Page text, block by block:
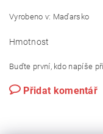
Vyrobeno v: Maďarsko
Hmotnost
Buďte první, kdo napíše
Přidat komentář